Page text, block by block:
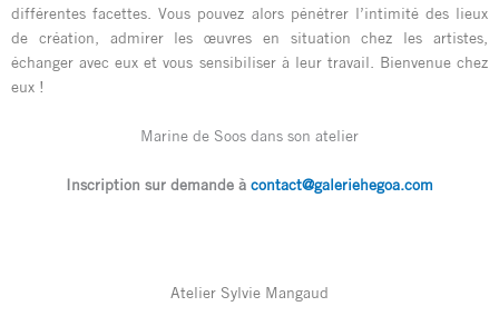
différentes facettes. Vous pouvez alors pénétrer l’intimité des lieux
de création, admirer les œuvres en situation chez les artistes,
échanger avec eux et vous sensibiliser à leur travail. Bienvenue chez
eux !
Marine de Soos dans son atelier
Inscription sur demande à contact@galeriehegoa.com
Atelier Sylvie Mangaud